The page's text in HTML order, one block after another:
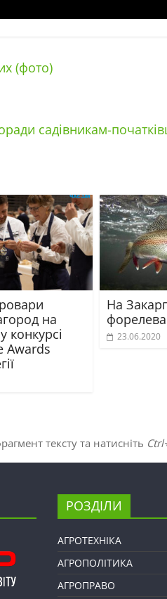
(фото)
садівникам-
на
конкурсі
Awards
На
23.06.2020
тексту та натисніть
РОЗДІЛИ
АГРОТЕХНІКА
АГРОПОЛІТИКА
АГРОПРАВО